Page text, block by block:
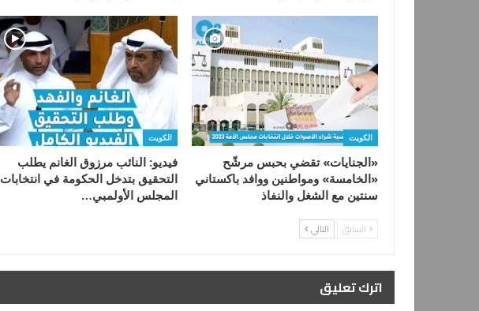
الكويت
«الجنايات» تقضي بحبس مرشّح
«الخامسة» ومواطنين ووافد باكستاني
سنتين مع الشغل والنفاذ
الكويت
فيديو: النائب مرزوق الغانم يطلب
التحقيق بتدخل الحكومة في انتخابات
المجلس الأولمبي…
السابق التالي
اترك تعليق